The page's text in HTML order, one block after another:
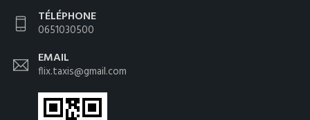
TÉLÉPHONE
0651030500
EMAIL
flix.taxis@gmail.com